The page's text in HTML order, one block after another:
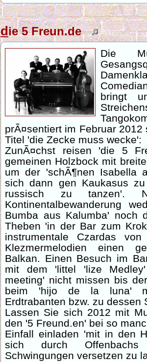
die 5 Freun.de
Die
bringt
prÃ¤sentiert im Februar
Titel 'die Zecke muss wecke':
ZunÃ¤chst reisen 'die 5
gemeinen Holzbock mit
um der 'schÃ¶nen Isabella
sich dann gen Kaukasus
russisch zu tanzen'.
Kontinentalbewanderung
Bumba aus Kalumba' noch
Theben 'in der Bar zum
instrumentale Czardas
Klezmermelodien einen
Balkan. Einen Besuch im
mit dem 'littel 'lize
meeting' nicht missen bis
beim 'hijo de la luna'
Erdtrabanten bzw. zu dessen
Lassen Sie sich 2012 mit
den '5 Freund.en' bei so
Einfall einladen 'mit in den
sich durch
Schwingungen versetzen zu